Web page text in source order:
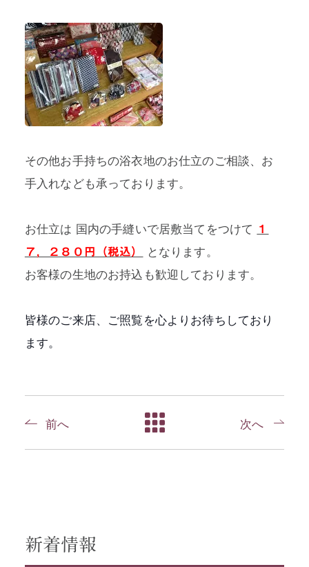
その他お手持ちの浴衣地のお仕立のご相談、お
手入れなども承っております。
お仕立は 国内の手縫いで居敷当てをつけて
１
７，２８０円（税込）
となります。
お客様の生地のお持込も歓迎しております。
皆様のご来店、ご照覧を心よりお待ちしており
ます。
前へ 次へ
新着情報